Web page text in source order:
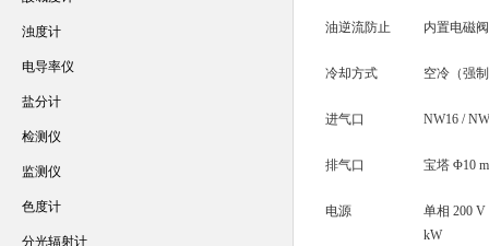
油逆流防止 内置电磁
冷却方式 空冷（强
进气口 NW16 /
排气口 宝塔 Φ10
电源
单相 200 V
kW
浊度计
电导率仪
盐分计
检测仪
监测仪
色度计
分光辐射计